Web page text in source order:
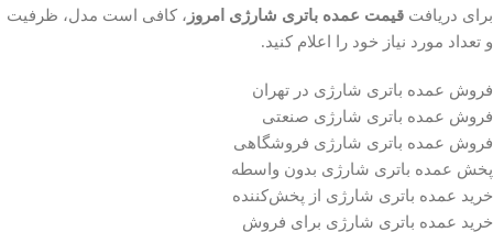
برای دریافت قیمت عمده باتری شارژی امروز ، کافی است مدل، ظرفیت
و تعداد مورد نیاز خود را اعلام کنید.
فروش عمده باتری شارژی در تهران
فروش عمده باتری شارژی صنعتی
فروش عمده باتری شارژی فروشگاهی
پخش عمده باتری شارژی بدون واسطه
خرید عمده باتری شارژی از پخش‌کننده
خرید عمده باتری شارژی برای فروش